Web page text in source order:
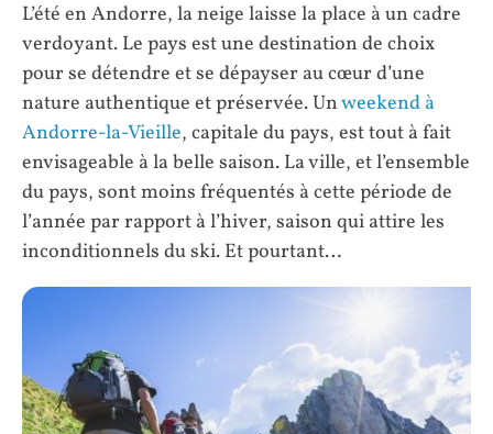
L’été en Andorre, la neige laisse la place à un cadre
verdoyant. Le pays est une destination de choix
pour se détendre et se dépayser au cœur d’une
nature authentique et préservée. Unweekend à
Andorre-la-Vieille, capitale du pays, est tout à fait
envisageable à la belle saison. La ville, et l’ensemble
du pays, sont moins fréquentés à cette période de
l’année par rapport à l’hiver, saison qui attire les
inconditionnels du ski. Et pourtant…